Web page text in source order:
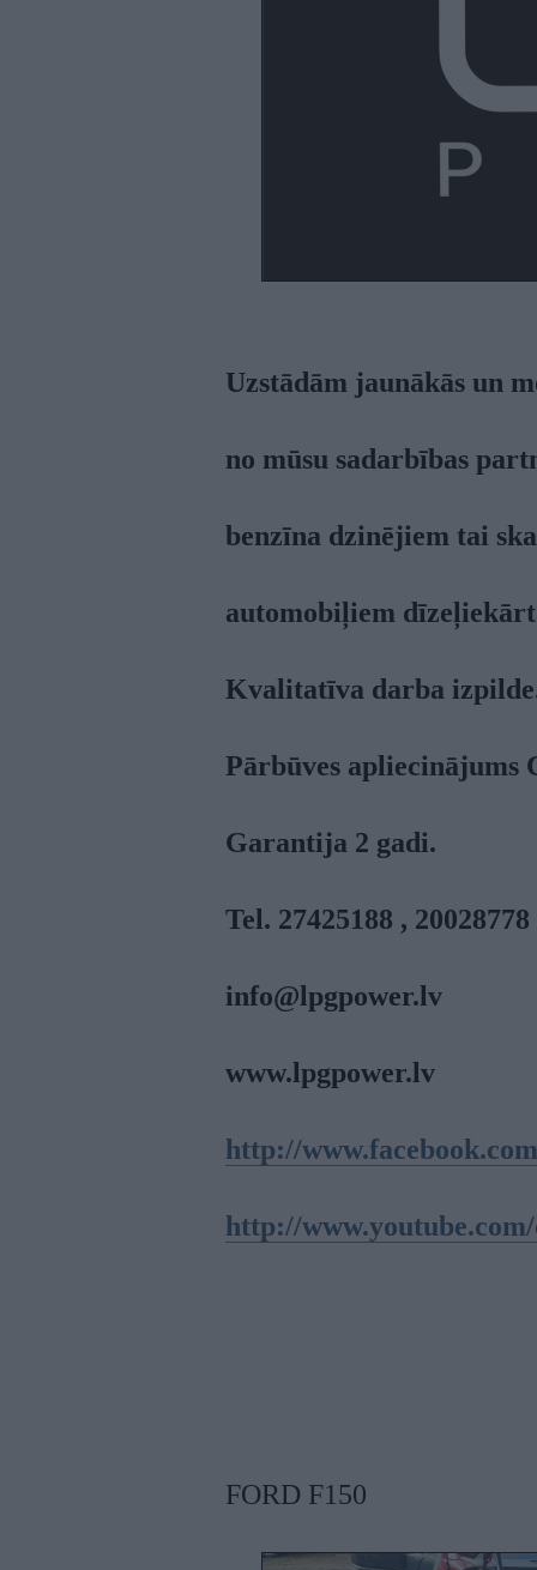
Uzstādām jaunākās un
no mūsu sadarbības
benzīna dzinējiem tai
automobiļiem
Kvalitatīva darba
Pārbūves apliecinājums
Garantija 2 gadi.
Tel. 27425188 , 20028778
info@lpgpower.lv
www.lpgpower.lv
http://
http://
FORD F150